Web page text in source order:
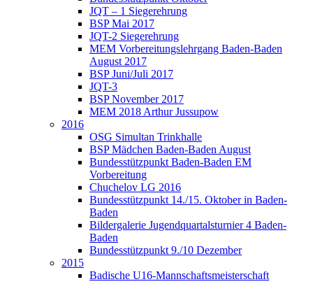
JQT – 1 Siegerehrung
BSP Mai 2017
JQT-2 Siegerehrung
MEM Vorbereitungslehrgang Baden-Baden
August 2017
BSP Juni/Juli 2017
JQT-3
BSP November 2017
MEM 2018 Arthur Jussupow
2016
OSG Simultan Trinkhalle
BSP Mädchen Baden-Baden August
Bundesstützpunkt Baden-Baden EM
Vorbereitung
Chuchelov LG 2016
Bundesstützpunkt 14./15. Oktober in Baden-
Baden
Bildergalerie Jugendquartalsturnier 4 Baden-
Baden
Bundesstützpunkt 9./10 Dezember
2015
Badische U16-Mannschaftsmeisterschaft